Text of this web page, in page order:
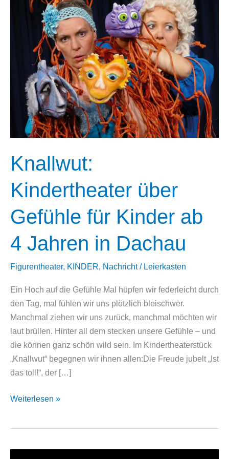
Knallwut:
Kindertheater über
Gefühle für Kinder ab
4 Jahren in Dachau
Figurentheater, KINDER, Nachricht/ Leierkasten
Ein Hoch auf die Gefühle Mal hüpfen wir federleicht durch
den Tag, mal fühlen wir uns plötzlich bleischwer.
Manchmal ziehen wir uns zurück, manchmal möchten wir
laut brüllen. Hinter all dem stecken unsere Gefühle – und
die können ganz schön wild sein. Im Kindertheaterstück
„Knallwut“ begegnen wir ihnen allen:Die Freude jubelt „Ist
das toll!“, der […]
Knallwut:
Weiterlesen »